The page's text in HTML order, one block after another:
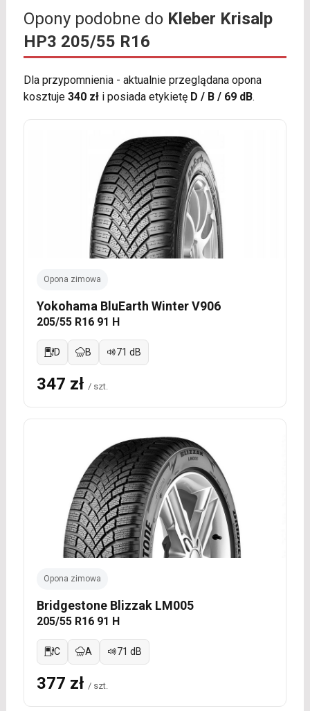
Opony podobne do Kleber Krisalp
HP3 205/55 R16
Dla przypomnienia - aktualnie przeglądana opona
kosztuje 340 złi posiada etykietę D / B / 69 dB.
Opona zimowa
Yokohama BluEarth Winter V906
205/55 R16 91 H
D B 71 dB
347 zł / szt.
Opona zimowa
Bridgestone Blizzak LM005
205/55 R16 91 H
C A 71 dB
377 zł / szt.